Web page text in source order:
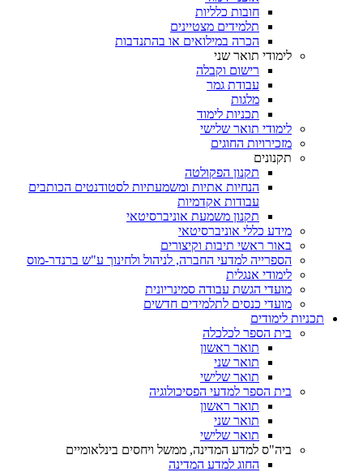
חובות כלליות
תלמידים מצטיינים
הכרה במילואים או בהתנדבות
לימודי תואר שני
רישום וקבלה
עבודת גמר
מלגות
תכניות לימוד
לימודי תואר שלישי
מזכירויות החוגים
תקנונים
תקנון הפקולטה
הנחיות אתיות ומשמעתיות לסטודנטים הכותבים
עבודות אקדמיות
תקנון משמעת אוניברסיטאי
מידע כללי אוניברסיטאי
באור ראשי תיבות וקיצורים
הספרייה למדעי החברה, לניהול ולחינוך ע"ש ברנדר-מוס
לימודי אנגלית
מועדי הגשת עבודה סמינריונית
מועדי כנסים לתלמידים חדשים
תכניות לימודים
בית הספר לכלכלה
תואר ראשון
תואר שני
תואר שלישי
בית הספר למדעי הפסיכולוגיה
תואר ראשון
תואר שני
תואר שלישי
ביה"ס למדע המדינה, ממשל ויחסים בינלאומיים
החוג למדע המדינה